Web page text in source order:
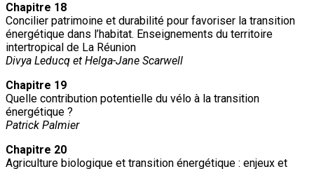
Chapitre 18
Concilier patrimoine et durabilité pour favoriser la transition
énergétique dans l’habitat. Enseignements du territoire
intertropical de La Réunion
Divya Leducq et Helga-Jane Scarwell
Chapitre 19
Quelle contribution potentielle du vélo à la transition
énergétique ?
Patrick Palmier
Chapitre 20
Agriculture biologique et transition énergétique : enjeux et